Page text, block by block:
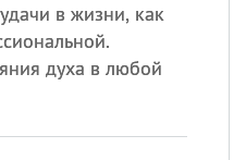
в жизни, как
духа в любой